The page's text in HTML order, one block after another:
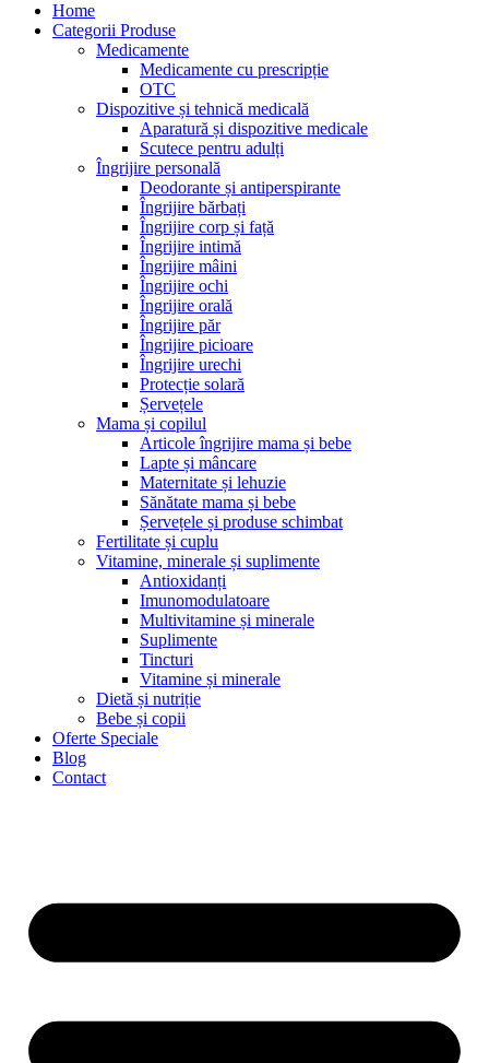
Home
Categorii Produse
Medicamente
Medicamente cu prescripție
OTC
Dispozitive și tehnică medicală
Aparatură și dispozitive medicale
Scutece pentru adulți
Îngrijire personală
Deodorante și antiperspirante
Îngrijire bărbați
Îngrijire corp și față
Îngrijire intimă
Îngrijire mâini
Îngrijire ochi
Îngrijire orală
Îngrijire păr
Îngrijire picioare
Îngrijire urechi
Protecție solară
Șervețele
Mama și copilul
Articole îngrijire mama și bebe
Lapte și mâncare
Maternitate și lehuzie
Sănătate mama și bebe
Șervețele și produse schimbat
Fertilitate și cuplu
Vitamine, minerale și suplimente
Antioxidanți
Imunomodulatoare
Multivitamine și minerale
Suplimente
Tincturi
Vitamine și minerale
Dietă și nutriție
Bebe și copii
Oferte Speciale
Blog
Contact